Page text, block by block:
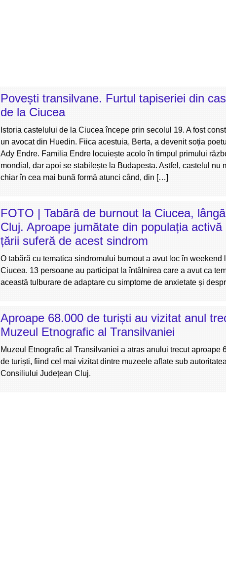
Povești transilvane. Furtul tapiseriei din
de la Ciucea
Istoria castelului de la Ciucea începe prin secolul 19. A fost
un avocat din Huedin. Fiica acestuia, Berta, a devenit soția
Ady Endre. Familia Endre locuiește acolo în timpul primului
mondial, dar apoi se stabilește la Budapesta. Astfel, castelul nu
chiar în cea mai bună formă atunci când, din […]
FOTO | Tabără de burnout la Ciucea, lângă
Cluj. Aproape jumătate din populația activă
țării suferă de acest sindrom
O tabără cu tematica sindromului burnout a avut loc în weekend
Ciucea. 13 persoane au participat la întâlnirea care a avut ca
această tulburare de adaptare cu simptome de anxietate și
Aproape 68.000 de turiști au vizitat anul
Muzeul Etnografic al Transilvaniei
Muzeul Etnografic al Transilvaniei a atras anului trecut aproape
de turiști, fiind cel mai vizitat dintre muzeele aflate sub autoritatea
Consiliului Județean Cluj.